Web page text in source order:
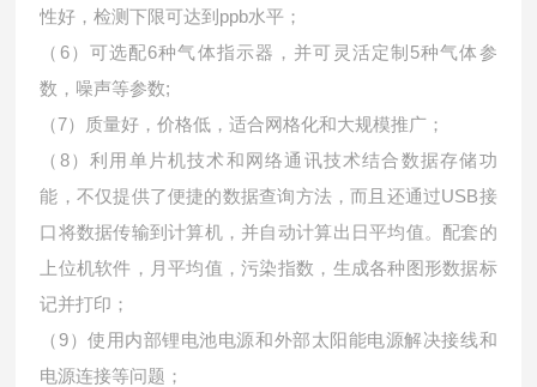
性好，检测下限可达到ppb水平；
（6）可选配6种气体指示器，并可灵活定制5种气体参
数，噪声等参数;
（7）质量好，价格低，适合网格化和大规模推广；
（8）利用单片机技术和网络通讯技术结合数据存储功
能，不仅提供了便捷的数据查询方法，而且还通过USB接
口将数据传输到计算机，并自动计算出日平均值。配套的
上位机软件，月平均值，污染指数，生成各种图形数据标
记并打印；
（9）使用内部锂电池电源和外部太阳能电源解决接线和
电源连接等问题；